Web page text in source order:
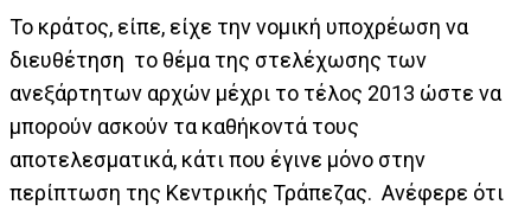
Το κράτος, είπε, είχε την νομική υποχρέωση να
διευθέτηση το θέμα της στελέχωσης των
ανεξάρτητων αρχών μέχρι το τέλος 2013 ώστε να
μπορούν ασκούν τα καθήκοντά τους
αποτελεσματικά, κάτι που έγινε μόνο στην
περίπτωση της Κεντρικής Τράπεζας. Ανέφερε ότι